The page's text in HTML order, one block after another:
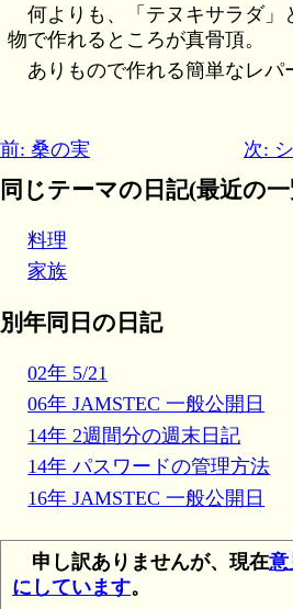
何よりも、「テヌキサラダ」
物で作れるところが真骨頂。
ありもので作れる簡単なレパ
前: 桑の実 次:
同じテーマの日記(最近の
料理
家族
別年同日の日記
02年 5/21
06年 JAMSTEC 一般公開日
14年 2週間分の週末日記
14年 パスワードの管理方法
16年 JAMSTEC 一般公開日
申し訳ありませんが、現在意
にしています。